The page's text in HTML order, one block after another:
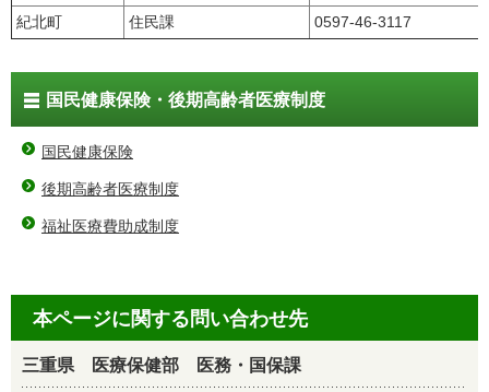
紀北町
住民課 0597-46-3117
国民健康保険・後期高齢者医療制度
国民健康保険
後期高齢者医療制度
福祉医療費助成制度
本ページに関する問い合わせ先
三重県 医療保健部 医務・国保課